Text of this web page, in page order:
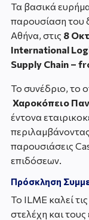
Τα βασικά
παρουσίαση του
Αθήνα, στις 8
International
Supply Chain–
Το συνέδριο, το
Χαροκόπειο
έντονα
παρουσιάσεις
επιδόσεων.
Πρόσκληση
Το ILME καλεί
στελέχη και